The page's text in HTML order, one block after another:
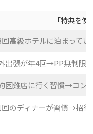
「特典を
回高級ホテルに泊まって
出張が年4回→PP無制限
困難店に行く習慣→コン
回のディナーが習慣→招